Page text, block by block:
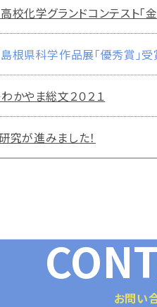
学グランドコンテスト「金
県科学作品展「優秀賞」受
やま総文２０２１
究が進みました！
お問い